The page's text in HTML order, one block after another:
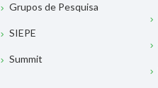
Grupos de Pesquisa
SIEPE
Summit